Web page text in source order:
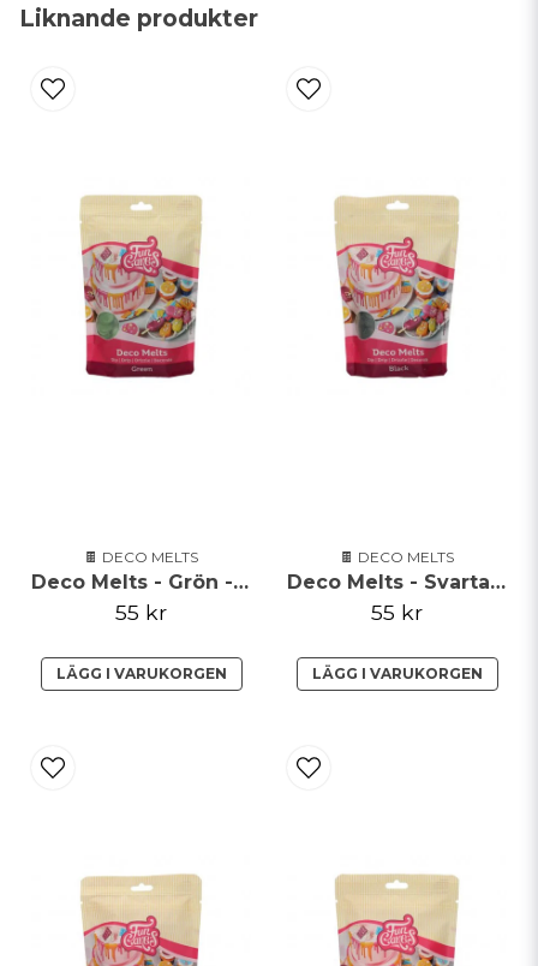
Liknande produkter
🍫 DECO MELTS
Deco Melts - Grön - FunCakes
55 kr
LÄGG I VARUKORGEN
🍫 DECO MELTS
Deco Melts - Svarta - FunCakes
55 kr
LÄGG I VARUKORGEN
Ja, ni får publicera min fråga